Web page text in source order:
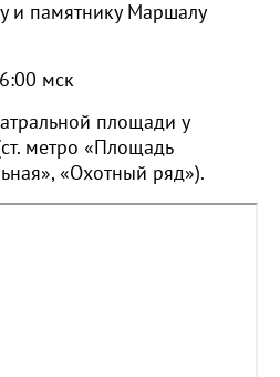
и памятнику Маршалу
мск
площади у
метро «Площадь
«Охотный ряд»).